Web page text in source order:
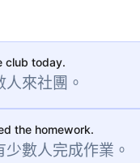
club today.
來社團。
the homework.
數人完成作業。